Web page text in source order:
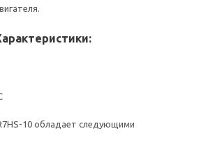
10 обладает следующими